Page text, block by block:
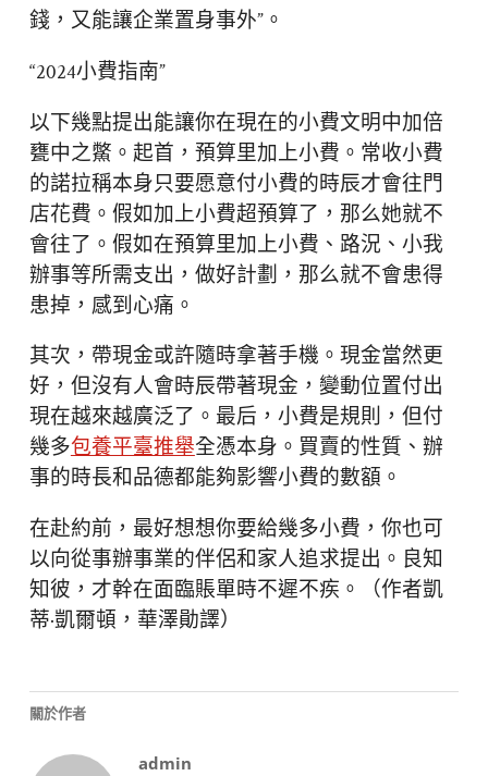
錢，又能讓企業置身事外”。
“2024小費指南”
以下幾點提出能讓你在現在的小費文明中加倍
甕中之鱉。起首，預算里加上小費。常收小費
的諾拉稱本身只要愿意付小費的時辰才會往門
店花費。假如加上小費超預算了，那么她就不
會往了。假如在預算里加上小費、路況、小我
辦事等所需支出，做好計劃，那么就不會患得
患掉，感到心痛。
其次，帶現金或許隨時拿著手機。現金當然更
好，但沒有人會時辰帶著現金，變動位置付出
現在越來越廣泛了。最后，小費是規則，但付
幾多包養平臺推舉全憑本身。買賣的性質、辦
事的時長和品德都能夠影響小費的數額。
在赴約前，最好想想你要給幾多小費，你也可
以向從事辦事業的伴侶和家人追求提出。良知
知彼，才幹在面臨賬單時不遲不疾。（作者凱
蒂·凱爾頓，華澤勛譯）
關於作者
admin